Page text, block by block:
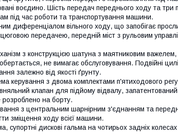
воєдино. Шість передач переднього ходу та три
під час роботи та транспортування машини.
диференціалом вільного ходу, що запобігає
передачею, передній міст з рульовим
з конструкцією шатуна з маятниковим
не вимагає обслуговування. Подвійні
залежно від якості ґрунту.
керування з двома комплектами п'ятиходового
клапан для підйому відвалу,
на борту.
з центральним шарнірним з'єднанням та
зміщення ходу всієї машини.
супортні дискові гальма на чотирьох задніх